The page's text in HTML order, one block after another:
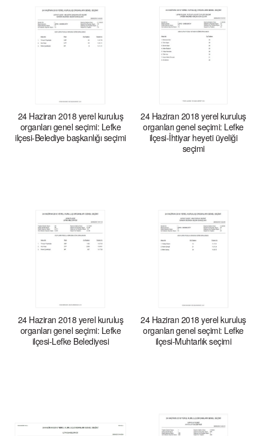
24 Haziran 2018 yerel kuruluş
organları genel seçimi: Lefke
ilçesi-Belediye başkanlığı seçimi
24 Haziran 2018 yerel kuruluş
organları genel seçimi: Lefke
ilçesi-İhtiyar heyeti üyeliği
seçimi
24 Haziran 2018 yerel kuruluş
organları genel seçimi: Lefke
ilçesi-Lefke Belediyesi
24 Haziran 2018 yerel kuruluş
organları genel seçimi: Lefke
ilçesi-Muhtarlık seçimi